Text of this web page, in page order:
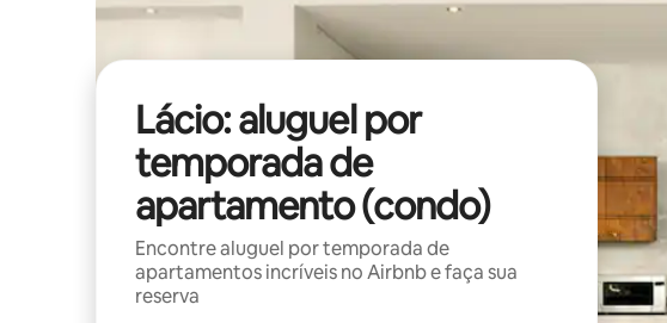
Lácio: aluguel por
temporada de
apartamento (condo)
Encontre aluguel por temporada de
apartamentos incríveis no Airbnb e faça sua
reserva